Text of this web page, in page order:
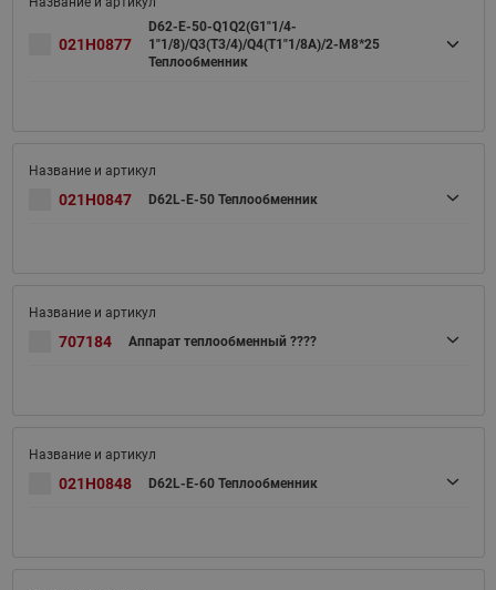
021H0877
D62-E-50-Q1Q2(G1"1/4-
1"1/8)/Q3(T3/4)/Q4(T1"1/8A)/2-M8*25
Теплообменник
021H0847 D62L-E-50 Теплообменник
707184 Аппарат теплообменный ????
021H0848 D62L-E-60 Теплообменник